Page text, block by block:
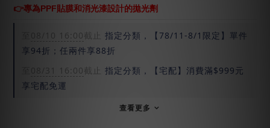
👉專為PPF貼膜和消光漆設計的拋光劑
08/10 16:00 截止
指定分類，【78/11-8/1限定】單件
享94折；任兩件享88折
08/31 16:00 截止
指定分類，【宅配】消費滿$999元
享宅配免運
查看更多